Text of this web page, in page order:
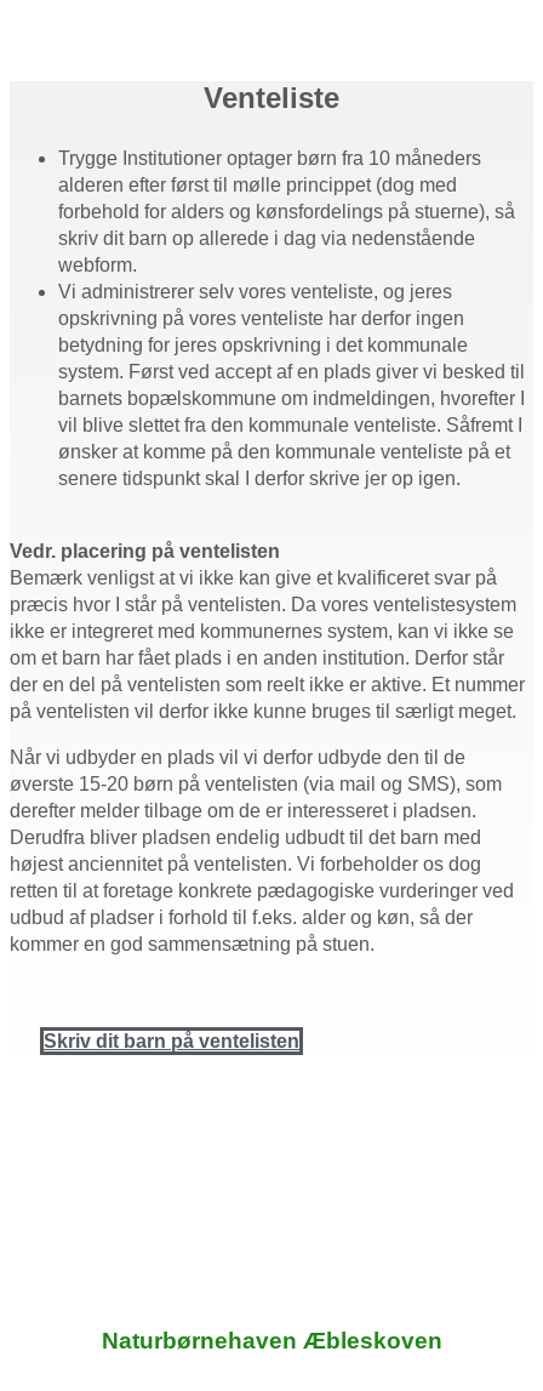
Venteliste
Trygge Institutioner optager børn fra 10 måneders
alderen efter først til mølle princippet (dog med
forbehold for alders og kønsfordelings på stuerne), så
skriv dit barn op allerede i dag via nedenstående
webform.
Vi administrerer selv vores venteliste, og jeres
opskrivning på vores venteliste har derfor ingen
betydning for jeres opskrivning i det kommunale
system. Først ved accept af en plads giver vi besked til
barnets bopælskommune om indmeldingen, hvorefter I
vil blive slettet fra den kommunale venteliste. Såfremt I
ønsker at komme på den kommunale venteliste på et
senere tidspunkt skal I derfor skrive jer op igen.
Vedr. placering på ventelisten
Bemærk venligst at vi ikke kan give et kvalificeret svar på
præcis hvor I står på ventelisten. Da vores ventelistesystem
ikke er integreret med kommunernes system, kan vi ikke se
om et barn har fået plads i en anden institution. Derfor står
der en del på ventelisten som reelt ikke er aktive. Et nummer
på ventelisten vil derfor ikke kunne bruges til særligt meget.
Når vi udbyder en plads vil vi derfor udbyde den til de
øverste 15-20 børn på ventelisten (via mail og SMS), som
derefter melder tilbage om de er interesseret i pladsen.
Derudfra bliver pladsen endelig udbudt til det barn med
højest anciennitet på ventelisten. Vi forbeholder os dog
retten til at foretage konkrete pædagogiske vurderinger ved
udbud af pladser i forhold til f.eks. alder og køn, så der
kommer en god sammensætning på stuen.
Skriv dit barn på ventelisten
Naturbørnehaven Æbleskoven